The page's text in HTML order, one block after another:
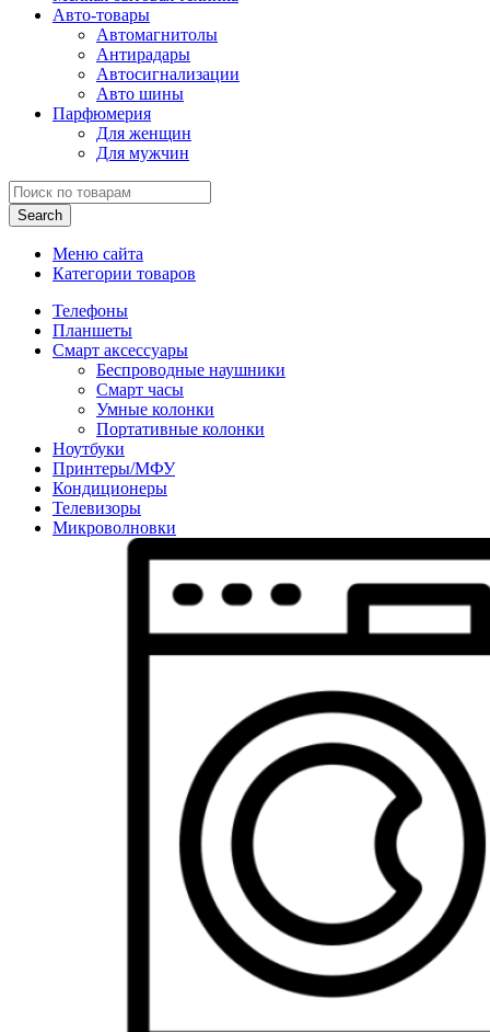
Авто-товары
Автомагнитолы
Антирадары
Автосигнализации
Авто шины
Парфюмерия
Для женщин
Для мужчин
Search
Меню сайта
Категории товаров
Телефоны
Планшеты
Смарт аксессуары
Беспроводные наушники
Смарт часы
Умные колонки
Портативные колонки
Ноутбуки
Принтеры/МФУ
Кондиционеры
Телевизоры
Микроволновки